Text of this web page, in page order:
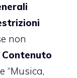
non
Contenuto
“Musica,